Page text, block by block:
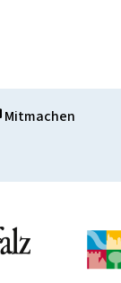
Mitmachen